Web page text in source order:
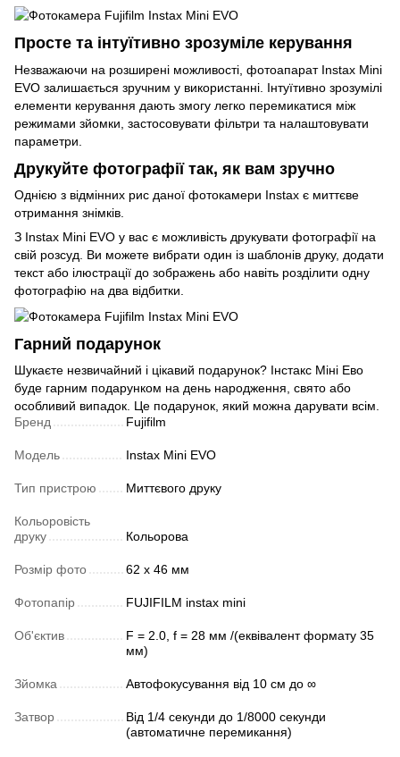
Просте та інтуїтивно зрозуміле керування
Незважаючи на розширені можливості, фотоапарат Instax Mini
EVO залишається зручним у використанні. Інтуїтивно зрозумілі
елементи керування дають змогу легко перемикатися між
режимами зйомки, застосовувати фільтри та налаштовувати
параметри.
Друкуйте фотографії так, як вам зручно
Однією з відмінних рис даної фотокамери Instax є миттєве
отримання знімків.
З Instax Mini EVO у вас є можливість друкувати фотографії на
свій розсуд. Ви можете вибрати один із шаблонів друку, додати
текст або ілюстрації до зображень або навіть розділити одну
фотографію на два відбитки.
Гарний подарунок
Шукаєте незвичайний і цікавий подарунок? Інстакс Міні Ево
буде гарним подарунком на день народження, свято або
особливий випадок. Це подарунок, який можна дарувати всім.
Бренд
Fujifilm
Модель Instax Mini EVO
Тип пристрою Миттєвого друку
Кольоровість
друку
Кольорова
Розмір фото 62 x 46 мм
Фотопапір FUJIFILM instax mini
Об'єктив
F = 2.0, f = 28 мм /(еквівалент формату 35
мм)
Зйомка Автофокусування від 10 см до ∞
Затвор
Від 1/4 секунди до 1/8000 секунди
(автоматичне перемикання)